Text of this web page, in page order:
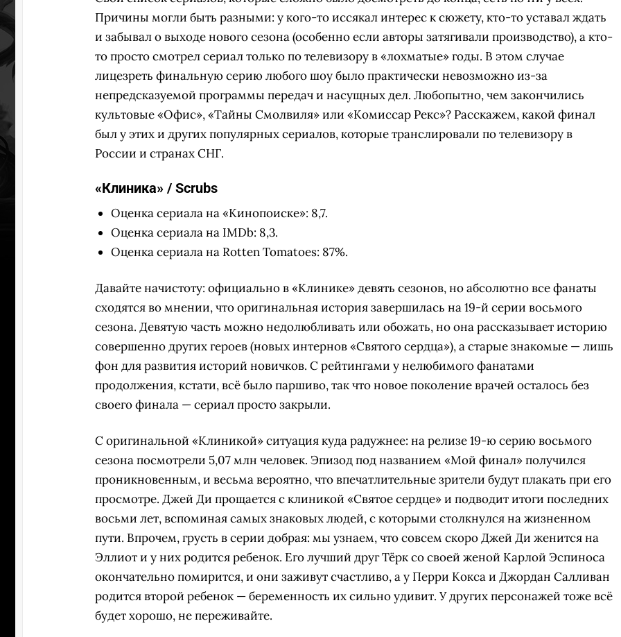
Причины могли быть разными: у кого-то иссякал интерес к сюжету, кто-то уставал ждать
и забывал о выходе нового сезона (особенно если авторы затягивали производство), а кто-
то просто смотрел сериал только по телевизору в «лохматые» годы. В этом случае
лицезреть финальную серию любого шоу было практически невозможно из-за
непредсказуемой программы передач и насущных дел. Любопытно, чем закончились
культовые «Офис», «Тайны Смолвиля» или «Комиссар Рекс»? Расскажем, какой финал
был у этих и других популярных сериалов, которые транслировали по телевизору в
России и странах СНГ.
«Клиника» / Scrubs
Оценка сериала на «Кинопоиске»: 8,7.
Оценка сериала на IMDb: 8,3.
Оценка сериала на Rotten Tomatoes: 87%.
Давайте начистоту: официально в «Клинике» девять сезонов, но абсолютно все фанаты
сходятся во мнении, что оригинальная история завершилась на 19-й серии восьмого
сезона. Девятую часть можно недолюбливать или обожать, но она рассказывает историю
совершенно других героев (новых интернов «Святого сердца»), а старые знакомые — лишь
фон для развития историй новичков. С рейтингами у нелюбимого фанатами
продолжения, кстати, всё было паршиво, так что новое поколение врачей осталось без
своего финала — сериал просто закрыли.
С оригинальной «Клиникой» ситуация куда радужнее: на релизе 19-ю серию восьмого
сезона посмотрели 5,07 млн человек. Эпизод под названием «Мой финал» получился
проникновенным, и весьма вероятно, что впечатлительные зрители будут плакать при его
просмотре. Джей Ди прощается с клиникой «Святое сердце» и подводит итоги последних
восьми лет, вспоминая самых знаковых людей, с которыми столкнулся на жизненном
пути. Впрочем, грусть в серии добрая: мы узнаем, что совсем скоро Джей Ди женится на
Эллиот и у них родится ребенок. Его лучший друг Тёрк со своей женой Карлой Эспиноса
окончательно помирится, и они заживут счастливо, а у Перри Кокса и Джордан Салливан
родится второй ребенок — беременность их сильно удивит. У других персонажей тоже всё
будет хорошо, не переживайте.